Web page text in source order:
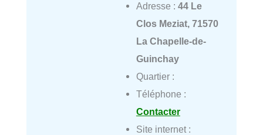
Adresse : 44 Le
Clos Meziat, 71570
La Chapelle-de-
Guinchay
Quartier :
Téléphone :
Contacter
Site internet :